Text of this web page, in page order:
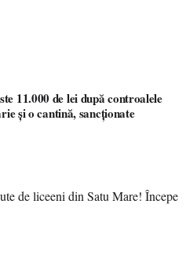
11.000 de lei după controalele
și o cantină, sancționate